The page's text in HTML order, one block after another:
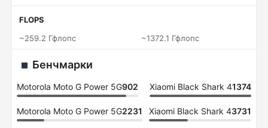
FLOPS
~259.2 Гфлопс
~1372.1 Гфлопс
Бенчмарки
Motorola Moto G Power 5G902 Xiaomi Black Shark 41374
Motorola Moto G Power 5G2231 Xiaomi Black Shark 43731